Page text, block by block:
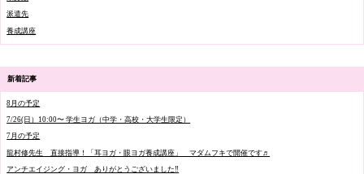
派遣先
養成講座
新着記事
8月の予定
7/26(日）10:00〜 学生ヨガ（中学・高校・大学生限定）
7月の予定
龍村修先生 直接指導！「耳ヨガ・眼ヨガ養成講座」 マダムフキで開催です♬
アンチエイジング・ヨガ ありがとうございました‼️